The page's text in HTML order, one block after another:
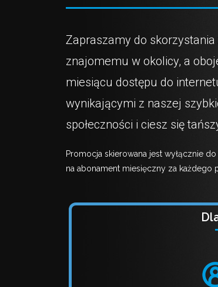
Zapraszamy do
znajomemu w okolicy, a
miesiącu dostępu do
wynikającymi z naszej
społeczności i ciesz się
Promocja skierowana jest wyłącznie
na abonament miesięczny za każdego